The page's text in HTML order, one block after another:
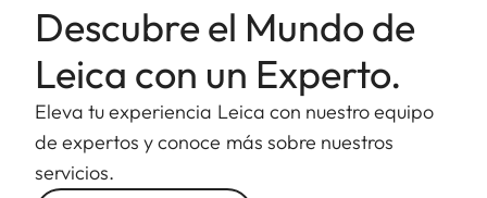
Descubre el Mundo de
Leica con un Experto.
Eleva tu experiencia Leica con nuestro equipo
de expertos y conoce más sobre nuestros
servicios.